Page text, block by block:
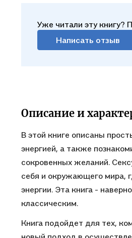
Уже читали эту книгу?
Написать отзыв
Описание и
В этой книге описаны
энергией, а также
сокровенных желаний.
себя и окружающего мира,
энергии. Эта книга -
классическим.
Книга подойдет для тех,